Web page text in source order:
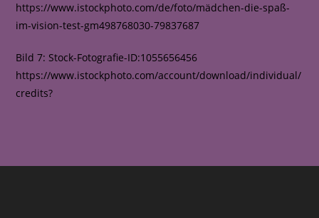
https://www.istockphoto.com/de/foto/mädchen-die-spaß-
im-vision-test-gm498768030-79837687
Bild 7: Stock-Fotografie-ID:1055656456
https://www.istockphoto.com/account/download/individual/
credits?